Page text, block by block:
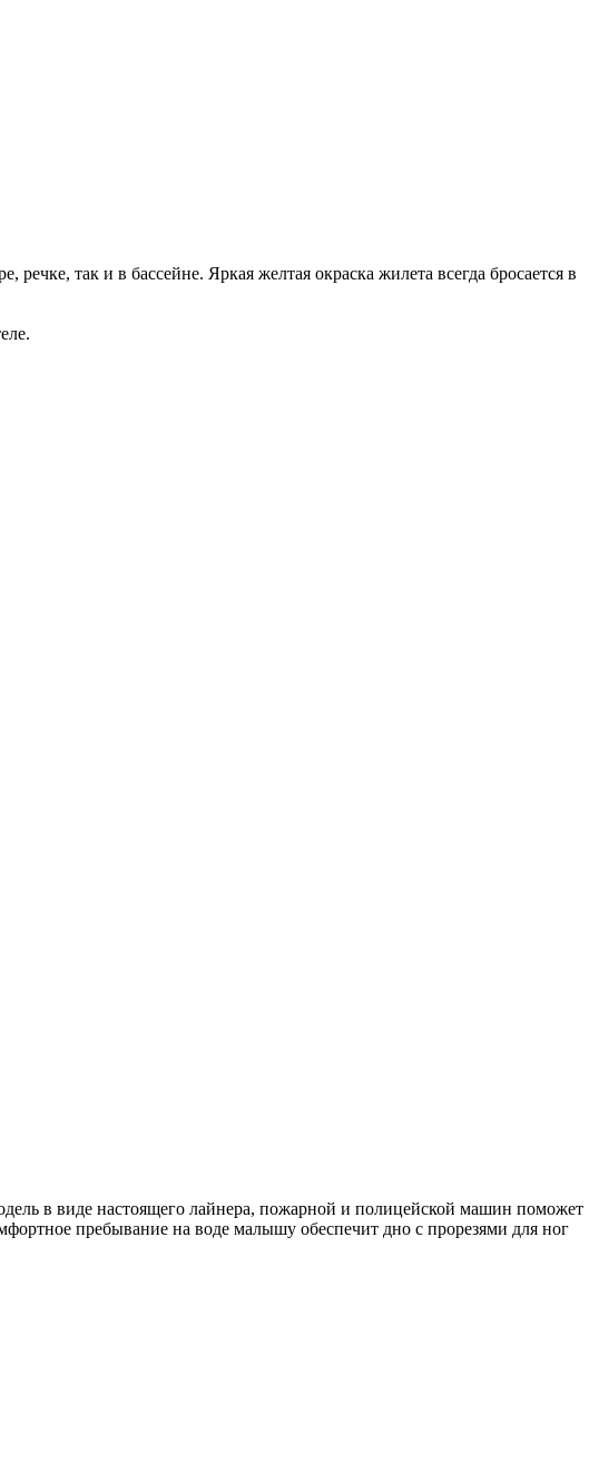
так и в бассейне. Яркая желтая окраска жилета всегда бросается в
в виде настоящего лайнера, пожарной и полицейской машин поможет
пребывание на воде малышу обеспечит дно с прорезями для ног